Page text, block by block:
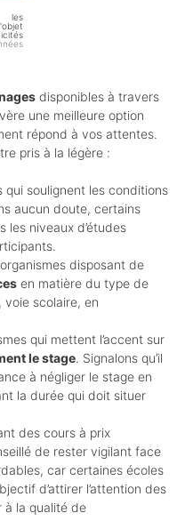
les
disponibles à travers
une meilleure option
répond à vos attentes.
pris à la légère :
qui soulignent les conditions
aucun doute, certains
les niveaux d’études
disposant de
en matière du type de
scolaire, en
qui mettent l’accent sur
le stage. Signalons qu’il
à négliger le stage en
la durée qui doit situer
des cours à prix
de rester vigilant face
car certaines écoles
d’attirer l’attention des
à la qualité de